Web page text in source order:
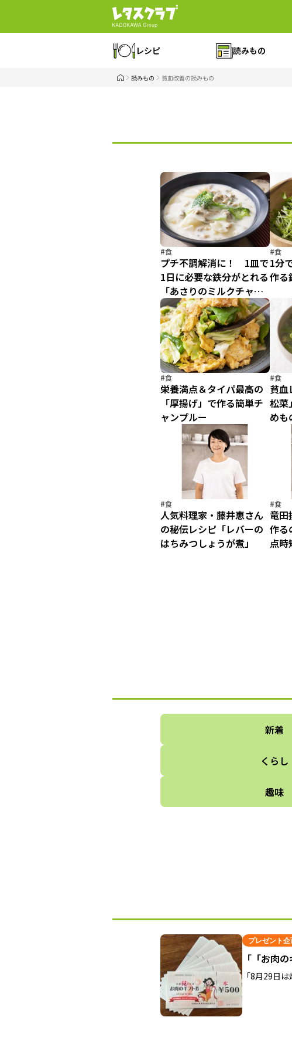
レシピ 読みもの
読みもの 貧血改善の読みもの
#食
プチ不調解消に！ 1皿で
1日に必要な鉄分がとれる
「あさりのミルクチャウ
ダー」
#食
1分
作る
#食
栄養満点＆タイパ最高の
「厚揚げ」で作る簡単チ
ャンプルー
#食
貧血
松
めも
#食
人気料理家・藤井恵さん
の秘伝レシピ「レバーの
はちみつしょうが煮」
#食
竜田
作る
点時
新着
くらし
趣味
プレゼント企
「「お肉
「8月29日